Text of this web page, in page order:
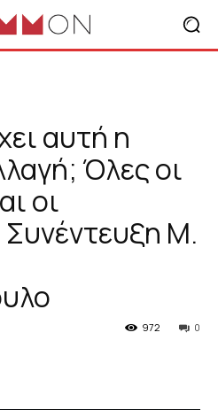
αυτή η
Όλες οι
οι
Μ.
0
972